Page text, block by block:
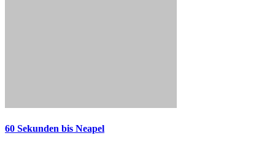
60 Sekunden bis Neapel